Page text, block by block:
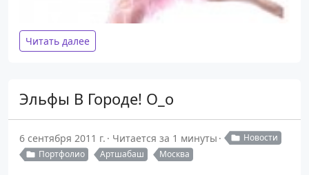
Читать далее
Эльфы В Городе! О_о
6 сентября 2011 г. Читается за 1 минуты
Новости
Портфолио
Артшабаш Москва